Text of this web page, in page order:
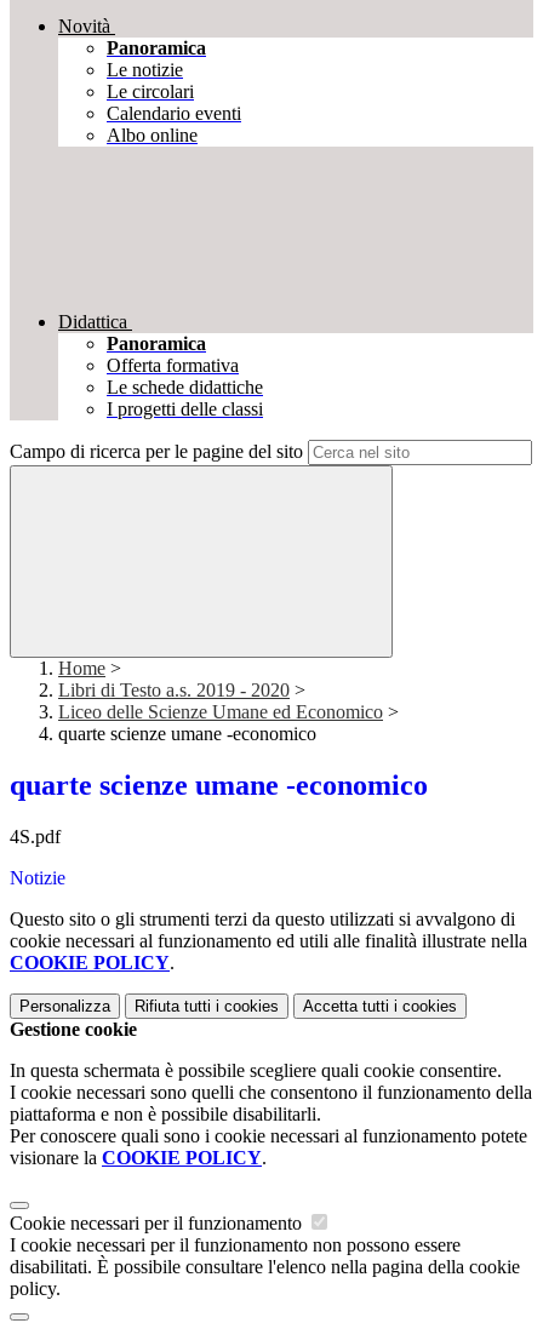
Novità
Panoramica
Le notizie
Le circolari
Calendario eventi
Albo online
Didattica
Panoramica
Offerta formativa
Le schede didattiche
I progetti delle classi
Campo di ricerca per le pagine del sito
Home >
Libri di Testo a.s. 2019 - 2020 >
Liceo delle Scienze Umane ed Economico >
quarte scienze umane -economico
quarte scienze umane -economico
4S.pdf
Notizie
Questo sito o gli strumenti terzi da questo utilizzati si avvalgono di
cookie necessari al funzionamento ed utili alle finalità illustrate nella
COOKIE POLICY.
Personalizza Rifiuta tutti i cookies Accetta tutti i cookies
Gestione cookie
In questa schermata è possibile scegliere quali cookie consentire.
I cookie necessari sono quelli che consentono il funzionamento della
piattaforma e non è possibile disabilitarli.
Per conoscere quali sono i cookie necessari al funzionamento potete
visionare la COOKIE POLICY.
Cookie necessari per il funzionamento
I cookie necessari per il funzionamento non possono essere
disabilitati. È possibile consultare l'elenco nella pagina della cookie
policy.